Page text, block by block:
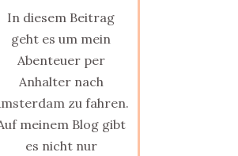
In diesem Beitrag
geht es um mein
Abenteuer per
Anhalter nach
zu fahren.
meinem Blog gibt
es nicht nur